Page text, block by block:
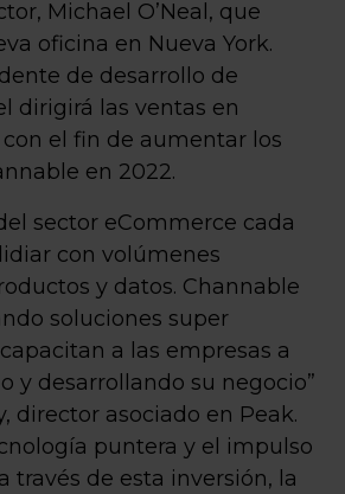
Michael O’Neal, que
oficina en Nueva York.
de desarrollo de
dirigirá las ventas en
con el fin de aumentar los
en 2022.
sector eCommerce cada
con volúmenes
y datos. Channable
soluciones super
a las empresas a
y desarrollando su negocio”
director asociado en Peak.
puntera y el impulso
través de esta inversión, la